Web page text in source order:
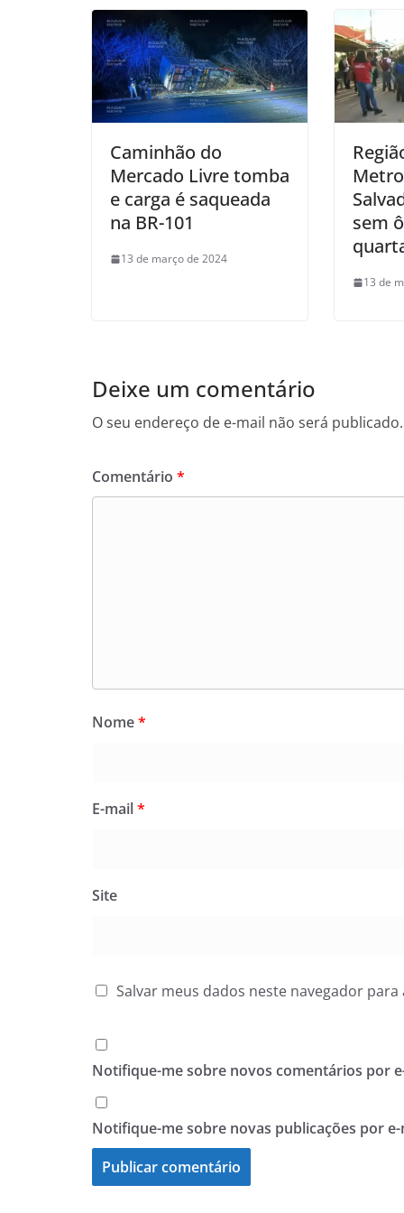
Caminhão do
Mercado Livre tomba
e carga é saqueada
na BR-101
13 de março de 2024
sem
13 de
Deixe um comentário
O seu endereço de e-mail não será publicado.
Comentário *
Nome*
E-mail*
Site
Salvar meus dados neste navegador
Notifique-me sobre novos comentários por
Notifique-me sobre novas publicações por